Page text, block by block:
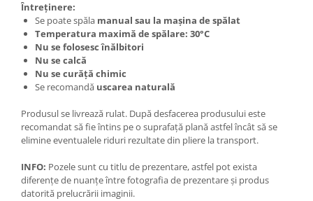
Întreținere:
Se poate spăla manual sau la mașina de spălat
Temperatura maximă de spălare: 30°C
Nu se folosesc înălbitori
Nu se calcă
Nu se curăță chimic
Se recomandă uscarea naturală
Produsul se livrează rulat. După desfacerea produsului este
recomandat să fie întins pe o suprafață plană astfel încât să se
elimine eventualele riduri rezultate din pliere la transport.
INFO: Pozele sunt cu titlu de prezentare, astfel pot exista
diferențe de nuanțe între fotografia de prezentare și produs
datorită prelucrării imaginii.